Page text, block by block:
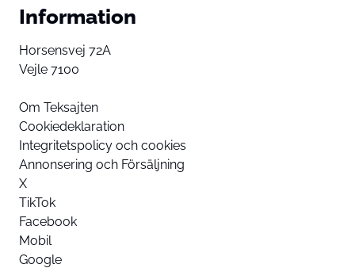
Information
Horsensvej 72A
Vejle 7100
Om Teksajten
Cookiedeklaration
Integritetspolicy och cookies
Annonsering och Försäljning
X
TikTok
Facebook
Mobil
Google